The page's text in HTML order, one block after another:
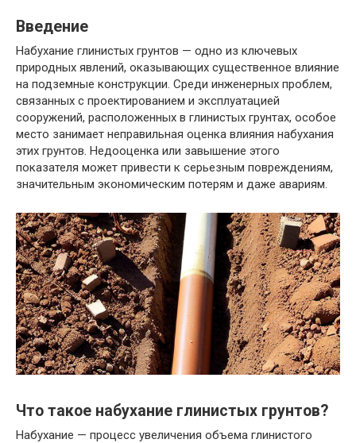
Введение
Набухание глинистых грунтов — одно из ключевых
природных явлений, оказывающих существенное влияние
на подземные конструкции. Среди инженерных проблем,
связанных с проектированием и эксплуатацией
сооружений, расположенных в глинистых грунтах, особое
место занимает неправильная оценка влияния набухания
этих грунтов. Недооценка или завышение этого
показателя может привести к серьезным повреждениям,
значительным экономическим потерям и даже авариям.
Что такое набухание глинистых грунтов?
Набухание — процесс увеличения объема глинистого